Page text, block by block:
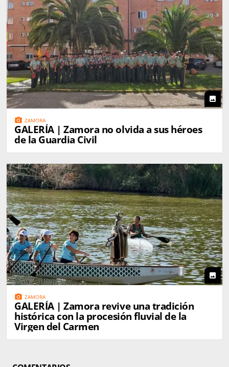
photo
photo_camera ZAMORA
GALERÍA | Zamora no olvida a sus héroes
de la Guardia Civil
photo
photo_camera ZAMORA
GALERÍA | Zamora revive una tradición
histórica con la procesión fluvial de la
Virgen del Carmen